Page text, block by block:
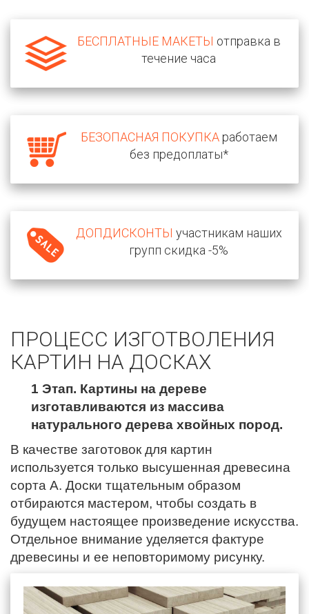
БЕСПЛАТНЫЕ МАКЕТЫ отправка в
течение часа
БЕЗОПАСНАЯ ПОКУПКАработаем
без предоплаты*
ДОПДИСКОНТЫ участникам наших
групп скидка -5%
ПРОЦЕСС ИЗГОТВОЛЕНИЯ
КАРТИН НА ДОСКАХ
1 Этап. Картины на дереве
изготавливаются из массива
натурального дерева хвойных пород.
В качестве заготовок для картин
используется только высушенная древесина
сорта А. Доски тщательным образом
отбираются мастером, чтобы создать в
будущем настоящее произведение искусства.
Отдельное внимание уделяется фактуре
древесины и ее неповторимому рисунку.